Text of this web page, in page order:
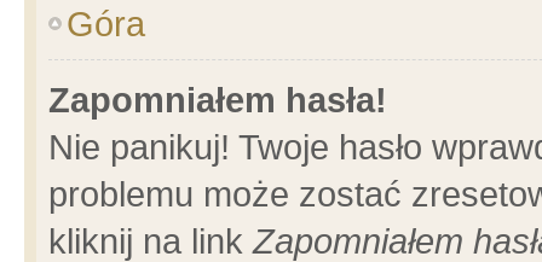
Góra
Zapomniałem hasła!
Nie panikuj! Twoje hasło
problemu może zostać
kliknij na linkZapomniałem